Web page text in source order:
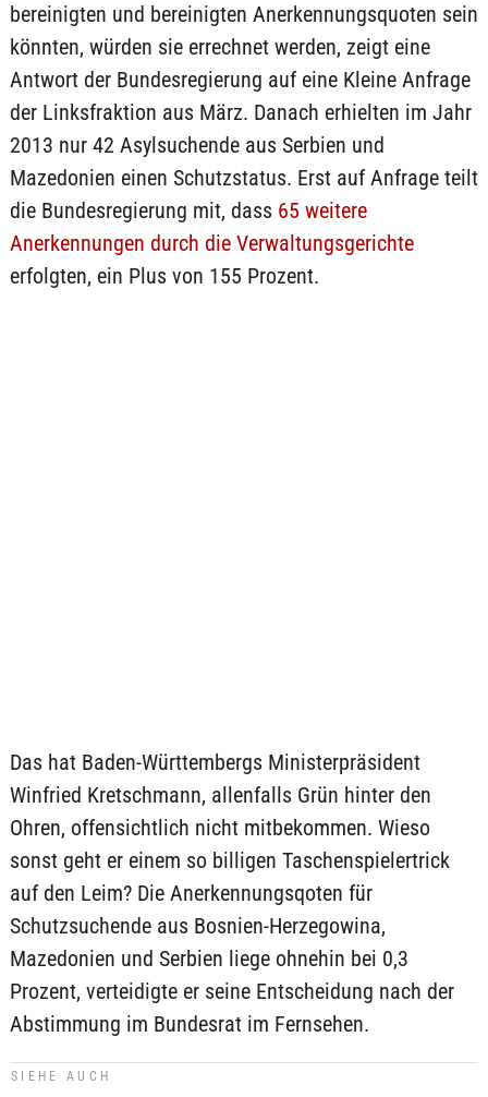
bereinigten und bereinigten Anerkennungsquoten sein
könnten, würden sie errechnet werden, zeigt eine
Antwort der Bundesregierung auf eine Kleine Anfrage
der Linksfraktion aus März. Danach erhielten im Jahr
2013 nur 42 Asylsuchende aus Serbien und
Mazedonien einen Schutzstatus. Erst auf Anfrage teilt
die Bundesregierung mit, dass 65 weitere
Anerkennungen durch die Verwaltungsgerichte
erfolgten, ein Plus von 155 Prozent.
Das hat Baden-Württembergs Ministerpräsident
Winfried Kretschmann, allenfalls Grün hinter den
Ohren, offensichtlich nicht mitbekommen. Wieso
sonst geht er einem so billigen Taschenspielertrick
auf den Leim? Die Anerkennungsqoten für
Schutzsuchende aus Bosnien-Herzegowina,
Mazedonien und Serbien liege ohnehin bei 0,3
Prozent, verteidigte er seine Entscheidung nach der
Abstimmung im Bundesrat im Fernsehen.
SIEHE AUCH